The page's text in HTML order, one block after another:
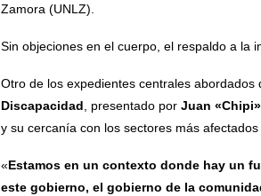
Zamora (UNLZ).
Sin objeciones en el cuerpo, el respaldo a la
Otro de los expedientes centrales
Discapacidad , presentado por Juan
y su cercanía con los sectores más
«Estamos en un contexto donde hay un
este gobierno, el gobierno de la